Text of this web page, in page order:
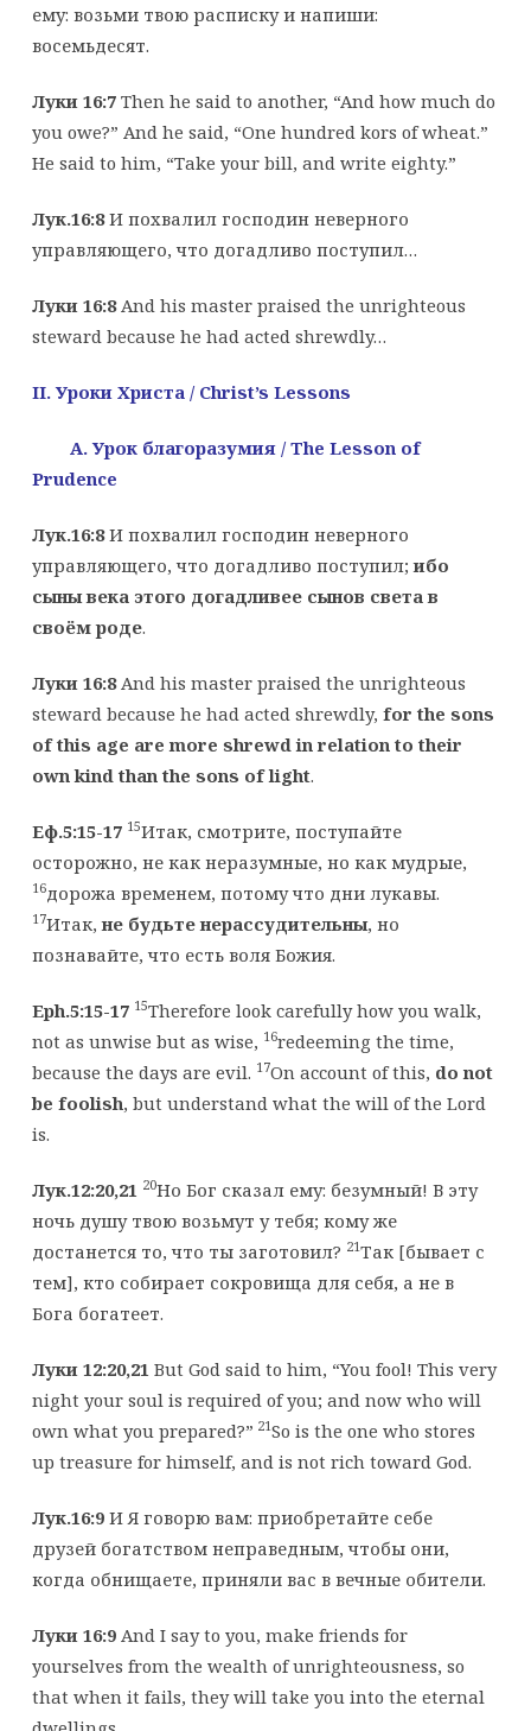
ему: возьми твою расписку и напиши:
восемьдесят.
Луки 16:7Then he said to another, “And how much do
you owe?” And he said, “One hundred kors of wheat.”
He said to him, “Take your bill, and write eighty.”
Лук.16:8И похвалил господин неверного
управляющего, что догадливо поступил…
Луки 16:8And his master praised the unrighteous
steward because he had acted shrewdly…
II. Уроки Христа / Christ’s Lessons
A. Урок благоразумия/ The Lesson of
Prudence
Лук.16:8И похвалил господин неверного
управляющего, что догадливо поступил;ибо
сыны века этого догадливее сынов света в
своём роде.
Луки 16:8And his master praised the unrighteous
steward because he had acted shrewdly, for the sons
of this age are more shrewd in relation to their
own kind than the sons of light.
Еф.5:15-17 15Итак, смотрите, поступайте
осторожно, не как неразумные, но как мудрые,
16дорожа временем, потому что дни лукавы.
17Итак,не будьте нерассудительны, но
познавайте, что есть воля Божия.
Eph.5:15-17 15Therefore look carefully how you walk,
not as unwise but as wise, 16redeeming the time,
because the days are evil. 17On account of this, do not
be foolish, but understand what the will of the Lord
is.
Лук.12:20,21 20Но Бог сказал ему: безумный! В эту
ночь душу твою возьмут у тебя; кому же
достанется то, что ты заготовил? 21Так [бывает с
тем], кто собирает сокровища для себя, а не в
Бога богатеет.
Луки 12:20,21 But God said to him, “You fool! This very
night your soul is required of you; and now who will
own what you prepared?” 21So is the one who stores
up treasure for himself, and is not rich toward God.
Лук.16:9 И Я говорю вам: приобретайте себе
друзей богатством неправедным, чтобы они,
когда обнищаете, приняли вас в вечные обители.
Луки 16:9And I say to you, make friends for
yourselves from the wealth of unrighteousness, so
that when it fails, they will take you into the eternal